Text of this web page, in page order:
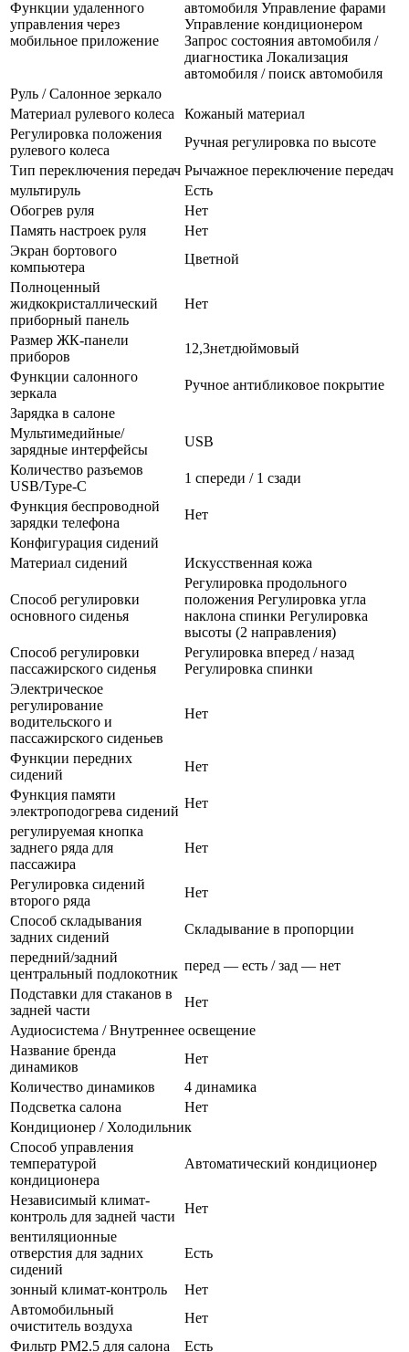
Функции удаленного
управления через
мобильное приложение
автомобиля Управление фарами
Управление кондиционером
Запрос состояния автомобиля /
диагностика Локализация
автомобиля / поиск автомобиля
Руль / Салонное зеркало
Материал рулевого колеса
Кожаный материал
Регулировка положения
рулевого колеса
Ручная регулировка по высоте
Тип переключения передач Рычажное переключение передач
мультируль
Есть
Обогрев руля
Нет
Память настроек руля
Нет
Экран бортового
компьютера
Цветной
Полноценный
жидкокристаллический
приборный панель
Нет
Размер ЖК-панели
приборов
12,3нетдюймовый
Функции салонного
зеркала
Ручное антибликовое покрытие
Зарядка в салоне
Мультимедийные/
зарядные интерфейсы
USB
Количество разъемов
USB/Type-C
1 спереди / 1 сзади
Функция беспроводной
зарядки телефона
Нет
Конфигурация сидений
Материал сидений
Искусственная кожа
Способ регулировки
основного сиденья
Регулировка продольного
положения Регулировка угла
наклона спинки Регулировка
высоты (2 направления)
Способ регулировки
пассажирского сиденья
Регулировка вперед / назад
Регулировка спинки
Электрическое
регулирование
водительского и
пассажирского сиденьев
Нет
Функции передних
сидений
Нет
Функция памяти
электроподогрева сидений
Нет
регулируемая кнопка
заднего ряда для
пассажира
Нет
Регулировка сидений
второго ряда
Нет
Способ складывания
задних сидений
Складывание в пропорции
передний/задний
центральный подлокотник
перед — есть / зад — нет
Подставки для стаканов в
задней части
Нет
Аудиосистема / Внутреннее освещение
Название бренда
динамиков
Нет
Количество динамиков
4 динамика
Подсветка салона
Нет
Кондиционер / Холодильник
Способ управления
температурой
кондиционера
Автоматический кондиционер
Независимый климат-
контроль для задней части
Нет
вентиляционные
отверстия для задних
сидений
Есть
зонный климат-контроль
Нет
Автомобильный
очиститель воздуха
Нет
Фильтр PM2.5 для салона
Есть